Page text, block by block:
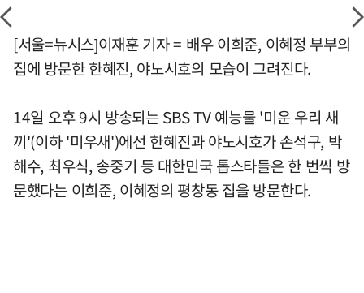
[서울=뉴시스]이재훈 기자 = 배우 이희준, 이혜정 부부의
집에 방문한 한혜진, 야노시호의 모습이 그려진다.
14일 오후 9시 방송되는 SBS TV 예능물 '미운 우리 새
끼'(이하 '미우새')에선 한혜진과 야노시호가 손석구, 박
해수, 최우식, 송중기 등 대한민국 톱스타들은 한 번씩 방
문했다는 이희준, 이혜정의 평창동 집을 방문한다.